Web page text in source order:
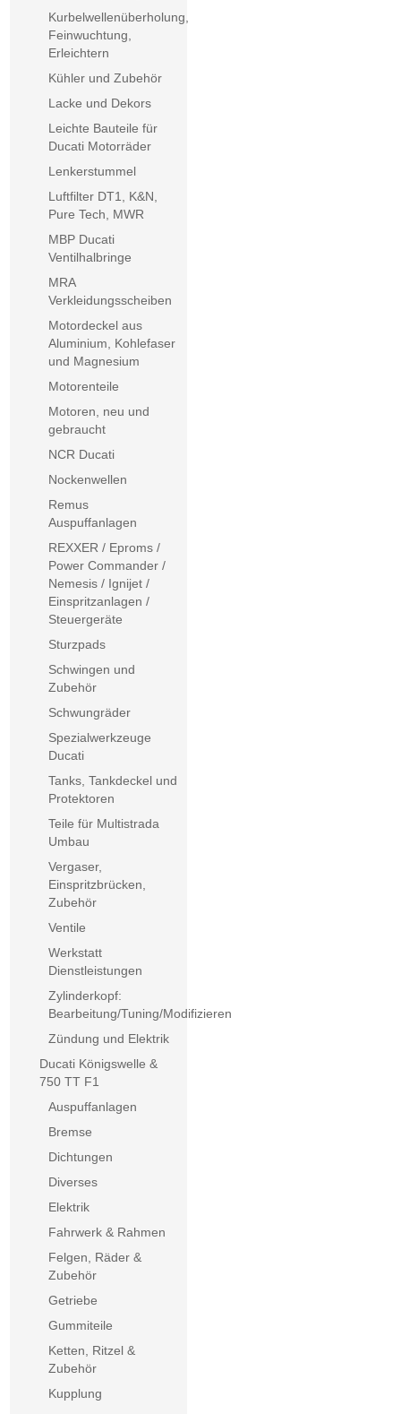
Kurbelwellenüberholung,
Feinwuchtung,
Erleichtern
Kühler und Zubehör
Lacke und Dekors
Leichte Bauteile für
Ducati Motorräder
Lenkerstummel
Luftfilter DT1, K&N,
Pure Tech, MWR
MBP Ducati
Ventilhalbringe
MRA
Verkleidungsscheiben
Motordeckel aus
Aluminium, Kohlefaser
und Magnesium
Motorenteile
Motoren, neu und
gebraucht
NCR Ducati
Nockenwellen
Remus
Auspuffanlagen
REXXER / Eproms /
Power Commander /
Nemesis / Ignijet /
Einspritzanlagen /
Steuergeräte
Sturzpads
Schwingen und
Zubehör
Schwungräder
Spezialwerkzeuge
Ducati
Tanks, Tankdeckel und
Protektoren
Teile für Multistrada
Umbau
Vergaser,
Einspritzbrücken,
Zubehör
Ventile
Werkstatt
Dienstleistungen
Zylinderkopf:
Bearbeitung/Tuning/Modifizieren
Zündung und Elektrik
Ducati Königswelle &
750 TT F1
Auspuffanlagen
Bremse
Dichtungen
Diverses
Elektrik
Fahrwerk & Rahmen
Felgen, Räder &
Zubehör
Getriebe
Gummiteile
Ketten, Ritzel &
Zubehör
Kupplung